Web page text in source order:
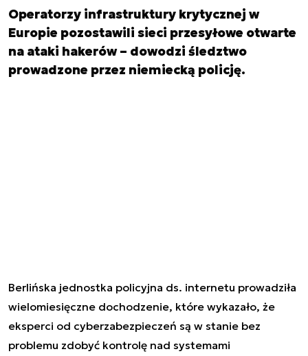
Operatorzy infrastruktury krytycznej w
Europie pozostawili sieci przesyłowe otwarte
na ataki hakerów – dowodzi śledztwo
prowadzone przez niemiecką policję.
Berlińska jednostka policyjna ds. internetu prowadziła
wielomiesięczne dochodzenie, które wykazało, że
eksperci od cyberzabezpieczeń są w stanie bez
problemu zdobyć kontrolę nad systemami